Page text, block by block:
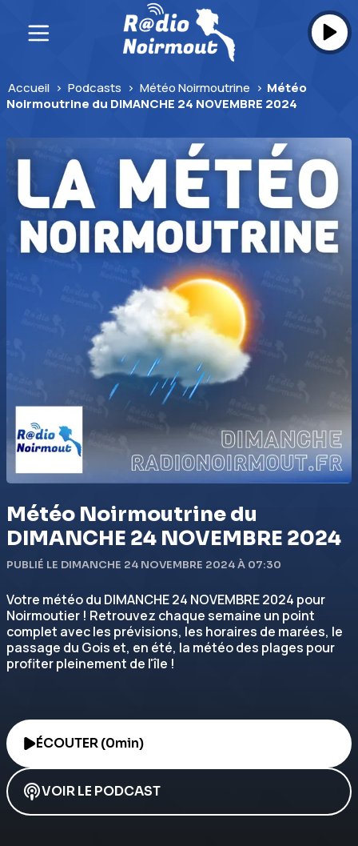
Accueil > Podcasts > Météo Noirmoutrine > Météo
Noirmoutrine du DIMANCHE 24 NOVEMBRE 2024
Météo Noirmoutrine du
DIMANCHE 24 NOVEMBRE 2024
PUBLIÉ LE DIMANCHE 24 NOVEMBRE 2024 À 07:30
Votre météo du DIMANCHE 24 NOVEMBRE 2024 pour
Noirmoutier ! Retrouvez chaque semaine un point
complet avec les prévisions, les horaires de marées, le
passage du Gois et, en été, la météo des plages pour
profiter pleinement de l'île !
ÉCOUTER (0min)
VOIR LE PODCAST